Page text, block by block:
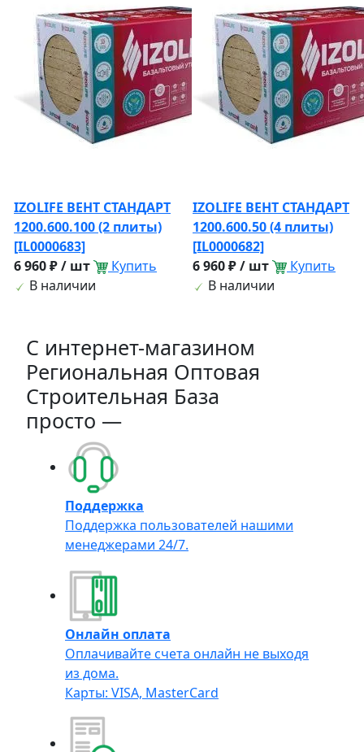
IZOLIFE ВЕНТ СТАНДАРТ
1200.600.100 (2 плиты)
[IL0000683]
6 960 ₽ / шт
Купить
В наличии
IZOLIFE ВЕНТ СТАНДАРТ
1200.600.50 (4 плиты)
[IL0000682]
6 960 ₽ / шт
Купить
В наличии
C интернет-магазином
Региональная Оптовая
Строительная База
просто —
Поддержка
Поддержка пользователей нашими
менеджерами 24/7.
Онлайн оплата
Оплачивайте счета онлайн не выходя
из дома.
Карты: VISA, MasterCard